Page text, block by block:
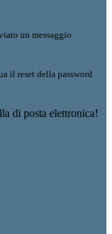
un messaggio
il reset della password
di posta elettronica!